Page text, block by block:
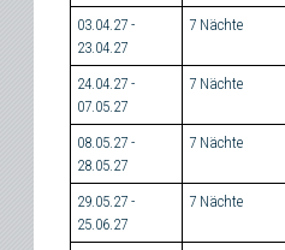
03.04.27 -
23.04.27
7 Nächte
24.04.27 -
07.05.27
7 Nächte
08.05.27 -
28.05.27
7 Nächte
29.05.27 -
25.06.27
7 Nächte